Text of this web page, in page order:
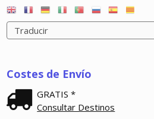
Costes de Envío
GRATIS *
Consultar Destinos